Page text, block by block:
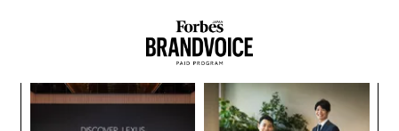
は、エージェントが作成しているコードに責任を持つ。
営業リーダーは、顧客やクライアントに関するすべての
が、最終的には私たち次第なのです」